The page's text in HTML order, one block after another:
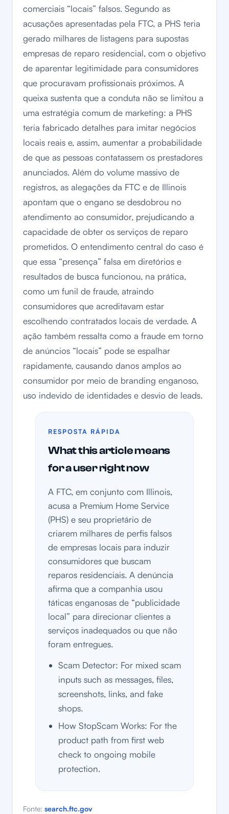
comerciais “locais” falsos. Segundo as
acusações apresentadas pela FTC, a PHS teria
gerado milhares de listagens para supostas
empresas de reparo residencial, com o objetivo
de aparentar legitimidade para consumidores
que procuravam profissionais próximos. A
queixa sustenta que a conduta não se limitou a
uma estratégia comum de marketing: a PHS
teria fabricado detalhes para imitar negócios
locais reais e, assim, aumentar a probabilidade
de que as pessoas contatassem os prestadores
anunciados. Além do volume massivo de
registros, as alegações da FTC e de Illinois
apontam que o engano se desdobrou no
atendimento ao consumidor, prejudicando a
capacidade de obter os serviços de reparo
prometidos. O entendimento central do caso é
que essa “presença” falsa em diretórios e
resultados de busca funcionou, na prática,
como um funil de fraude, atraindo
consumidores que acreditavam estar
escolhendo contratados locais de verdade. A
ação também ressalta como a fraude em torno
de anúncios “locais” pode se espalhar
rapidamente, causando danos amplos ao
consumidor por meio de branding enganoso,
uso indevido de identidades e desvio de leads.
RESPOSTA RÁPIDA
What this article means
for a user right now
A FTC, em conjunto com Illinois,
acusa a Premium Home Service
(PHS) e seu proprietário de
criarem milhares de perfis falsos
de empresas locais para induzir
consumidores que buscam
reparos residenciais. A denúncia
afirma que a companhia usou
táticas enganosas de “publicidade
local” para direcionar clientes a
serviços inadequados ou que não
foram entregues.
Scam Detector: For mixed scam
inputs such as messages, files,
screenshots, links, and fake
shops.
How StopScam Works: For the
product path from first web
check to ongoing mobile
protection.
Fonte: search.ftc.gov